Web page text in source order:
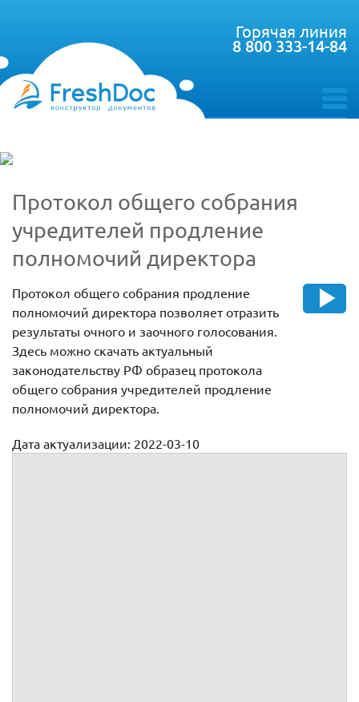
toggle
Горячая линия
8 800 333-14-84
Протокол общего собрания
учредителей продление
полномочий директора
Протокол общего собрания продление
полномочий директора позволяет отразить
результаты очного и заочного голосования.
Здесь можно скачать актуальный
законодательству РФ образец протокола
общего собрания учредителей продление
полномочий директора.
Дата актуализации: 2022-03-10